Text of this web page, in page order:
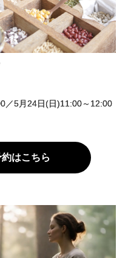
／5月24日(日)11:00～12:00
はこちら